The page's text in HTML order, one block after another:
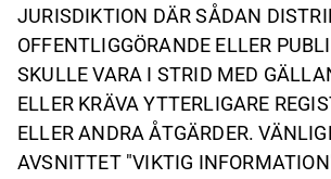
JURISDIKTION DÄR SÅDAN
OFFENTLIGGÖRANDE ELLER
SKULLE VARA I STRID MED
ELLER KRÄVA YTTERLIGARE
ELLER ANDRA ÅTGÄRDER.
AVSNITTET "VIKTIG